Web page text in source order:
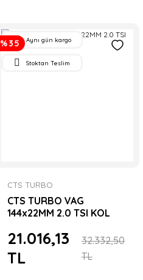
%35 Aynı gün kargo
Stoktan Teslim
CTS TURBO
CTS TURBO VAG
144x22MM 2.0 TSI KOL
21.016,13
TL
32.332,50
TL